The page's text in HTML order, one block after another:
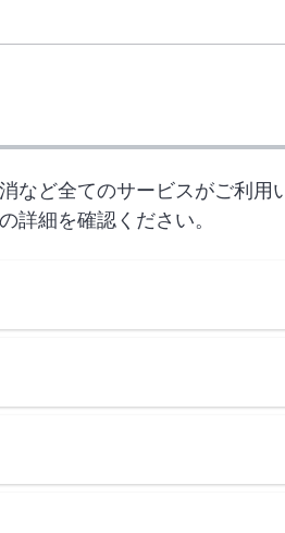
ど全てのサービスがご利用
詳細を確認ください。